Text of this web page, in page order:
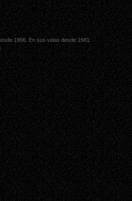
1996. En sus vidas desde 1981.